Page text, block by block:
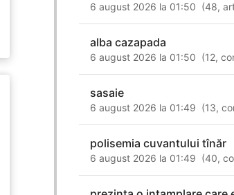
6 august 2026 la 01:50 (48,
alba cazapada
6 august 2026 la 01:50 (12,
sasaie
6 august 2026 la 01:49 (13,
polisemia cuvantului tînăr
6 august 2026 la 01:49 (40,